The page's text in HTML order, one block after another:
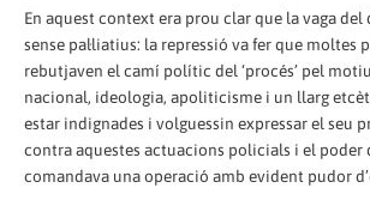
En aquest context era prou clar que la vaga del
sense pal·liatius: la repressió va fer que moltes
rebutjaven el camí polític del ‘procés’ pel
nacional, ideologia, apoliticisme i un llarg
estar indignades i volguessin expressar el seu
contra aquestes actuacions policials i el poder
comandava una operació amb evident pudor